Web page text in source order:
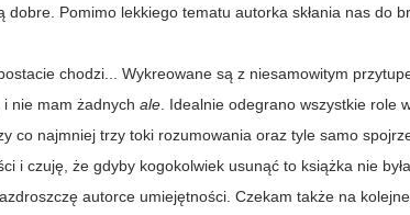
dobre. Pomimo lekkiego tematu autorka skłania nas do
chodzi... Wykreowane są z niesamowitym
nie mam żadnych ale. Idealnie odegrano wszystkie role
co najmniej trzy toki rozumowania oraz tyle samo
i czuję, że gdyby kogokolwiek usunąć to książka nie
autorce umiejętności. Czekam także na